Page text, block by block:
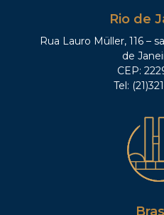
Rio de
Rua Lauro Müller, 116 –
de
CEP:
Tel: